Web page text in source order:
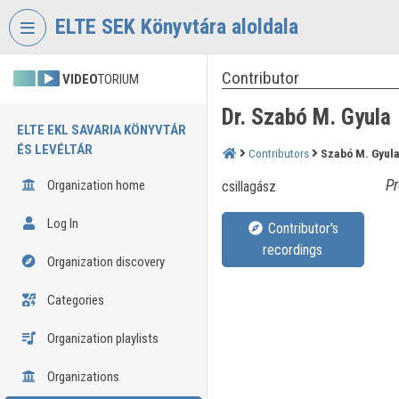
Skip header
ELTE SEK Könyvtára aloldala
VIDEOTORIUM
ELTE EKL SAVARIA KÖNYVTÁR
ÉS LEVÉLTÁR
Organization home
Log In
Organization discovery
Categories
Organization playlists
Organizations
Contributor
Dr. Szabó M. Gyula
Contributors Szabó M. Gyula
csillagász
Contributor's
recordings